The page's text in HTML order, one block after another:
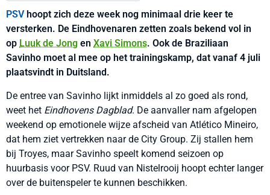
PSVhoopt zich deze week nog minimaal drie keer te
versterken. De Eindhovenaren zetten zoals bekend vol in
op Luuk de Jong en Xavi Simons. Ook de Braziliaan
Savinho moet al mee op het trainingskamp, dat vanaf 4 juli
plaatsvindt in Duitsland.
De entree van Savinho lijkt inmiddels al zo goed als rond,
weet het Eindhovens Dagblad. De aanvaller nam afgelopen
weekend op emotionele wijze afscheid van Atlético Mineiro,
dat hem ziet vertrekken naar de City Group. Zij stallen hem
bij Troyes, maar Savinho speelt komend seizoen op
huurbasis voor PSV. Ruud van Nistelrooij hoopt echter langer
over de buitenspeler te kunnen beschikken.